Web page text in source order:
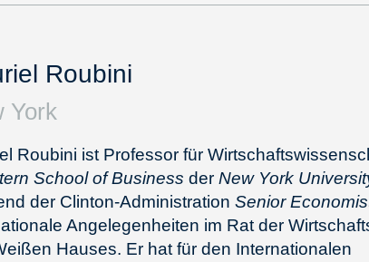
Roubini
York
Roubini ist Professor für
School of Business der New York
der Clinton-Administration Senior
Angelegenheiten im Rat der
Hauses. Er hat für den Internationalen